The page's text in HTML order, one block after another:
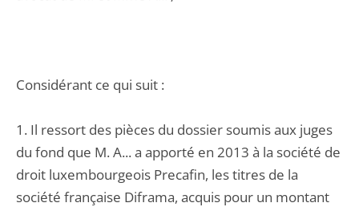
Considérant ce qui suit :
1. Il ressort des pièces du dossier soumis aux juges
du fond que M. A... a apporté en 2013 à la société de
droit luxembourgeois Precafin, les titres de la
société française Diframa, acquis pour un montant